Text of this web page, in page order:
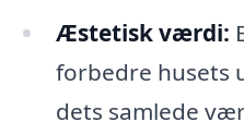
Æstetisk værdi:
forbedre husets
dets samlede